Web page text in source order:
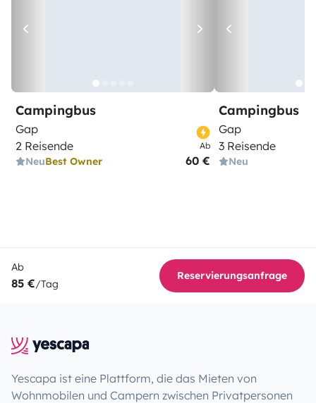
Campingbus
Gap
2 Reisende
NeuBest Owner
Ab
60 €
Campingbus
Gap
3 Reisende
Neu
Ab
85 €/Tag
Reservierungsanfrage
Yescapa ist eine Plattform, die das Mieten von
Wohnmobilen und Campern zwischen Privatpersonen